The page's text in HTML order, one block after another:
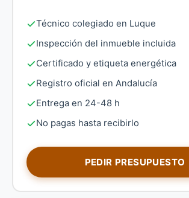
Técnico colegiado en Luque
Inspección del inmueble incluida
Certificado y etiqueta energética
Registro oficial en Andalucía
Entrega en 24-48 h
No pagas hasta recibirlo
PEDIR PRESUPUESTO